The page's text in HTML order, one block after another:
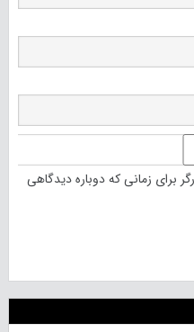
برای زمانی که دوباره دیدگاهی